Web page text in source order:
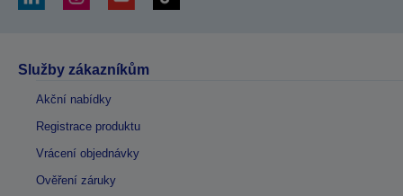
Služby zákazníkům
Akční nabídky
Registrace produktu
Vrácení objednávky
Ověření záruky